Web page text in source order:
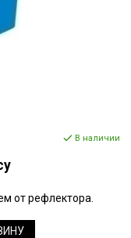
В наличии
от рефлектора.